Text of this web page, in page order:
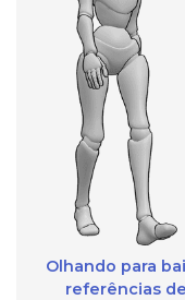
Olhando para
referências de